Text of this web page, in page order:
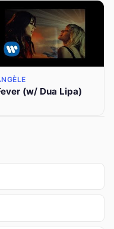
(w/ Dua Lipa)